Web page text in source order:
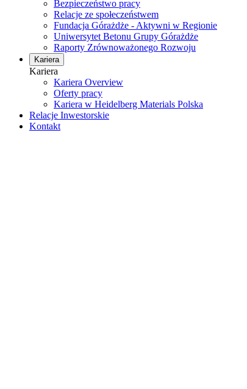
Bezpieczeństwo pracy
Relacje ze społeczeństwem
Fundacja Górażdże - Aktywni w Regionie
Uniwersytet Betonu Grupy Górażdże
Raporty Zrównoważonego Rozwoju
Kariera
Kariera
Kariera Overview
Oferty pracy
Kariera w Heidelberg Materials Polska
Relacje Inwestorskie
Kontakt